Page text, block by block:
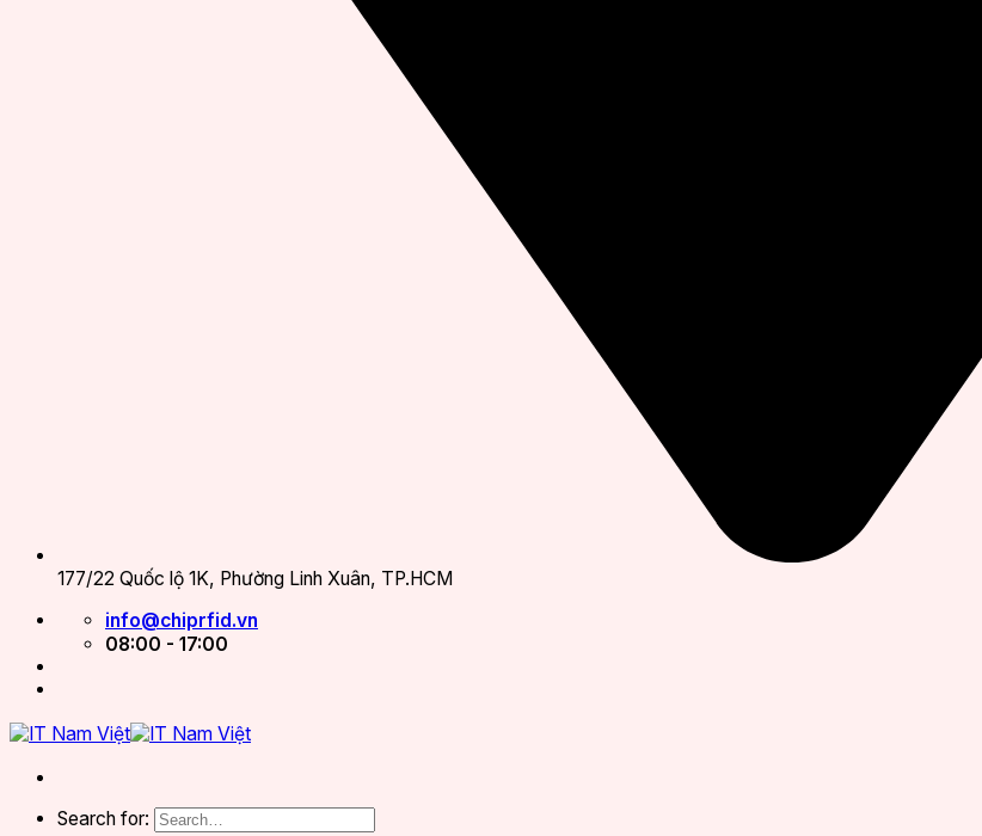
177/22 Quốc lộ 1K, Phường Linh Xuân, TP.HCM
info@chiprfid.vn
08:00 - 17:00
Search for: